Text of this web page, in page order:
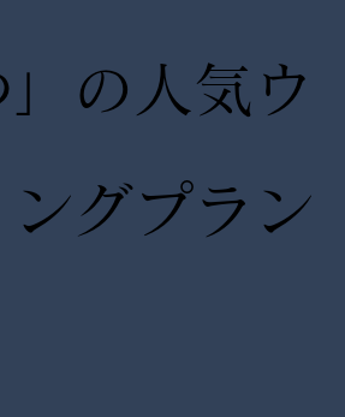
」の人気ウ
グプラン